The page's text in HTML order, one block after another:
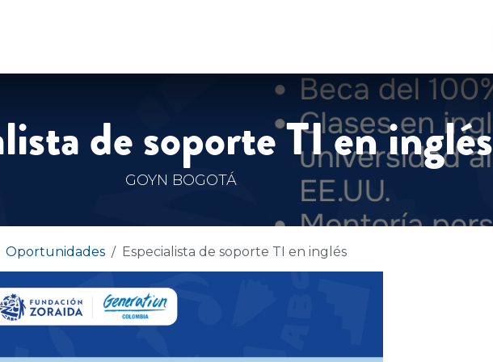
de soporte TI en inglés
GOYN BOGOTÁ
Oportunidades Especialista de soporte TI en inglés